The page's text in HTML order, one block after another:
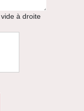
à droite